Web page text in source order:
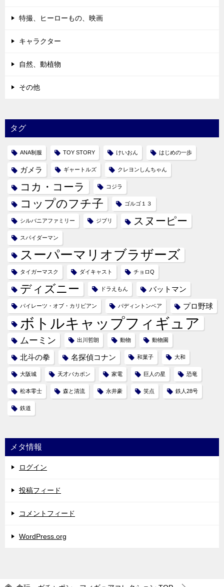
特撮、ヒーローもの、映画
キャラクター
自然、動植物
その他
タグ
ANA制服 TOY STORY けいおん はじめの一歩
ガメラ ギャートルズ クレヨンしんちゃん
コカ・コーラ コジラ
コップのフチ子 ゴルゴ１３
シルバニアファミリー ジブリ スヌーピー
スパイダーマン
スーパーマリオブラザーズ
タイガーマスク ダイキャスト チョロQ
ディズニー ドラえもん バットマン
パイレーツ・オブ・カリビアン パディントンベア プロ野球
ボトルキャップフィギュア
ムーミン 出川哲朗 動物 動物園
北斗の拳 名探偵コナン 和菓子 大和
大阪城 天才バカボン 家電 巨人の星 恐竜
松本零士 森と清流 永井豪 笑点 鉄人28号
鉄道
メタ情報
ログイン
投稿フィード
コメントフィード
WordPress.org